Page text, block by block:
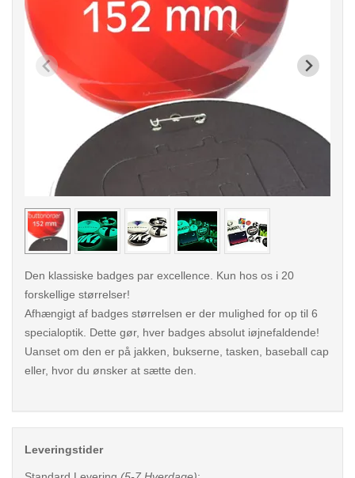
< /picture>
Den klassiske badges par excellence. Kun hos os i 20
forskellige størrelser!
Afhængigt af badges størrelsen er der mulighed for op til 6
specialoptik. Dette gør, hver badges absolut iøjnefaldende!
Uanset om den er på jakken, bukserne, tasken, baseball cap
eller, hvor du ønsker at sætte den.
Leveringstider